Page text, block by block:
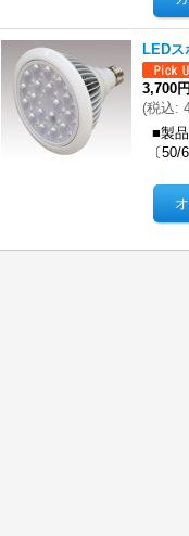
LED
3,700円
(税込:
■製
〔